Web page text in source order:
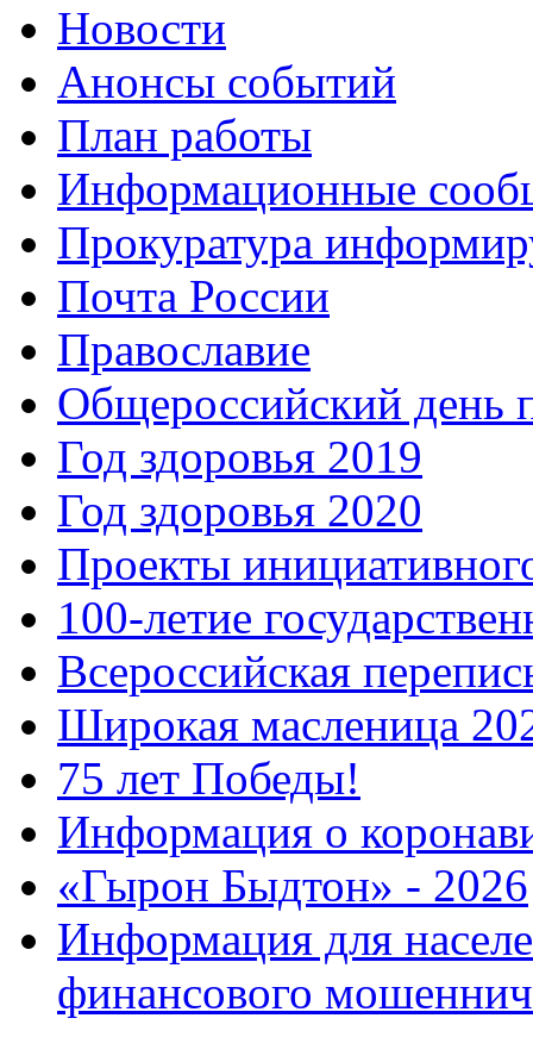
Новости
Анонсы событий
План работы
Информационные
Прокуратура
Почта России
Православие
Общероссийский день
Год здоровья 2019
Год здоровья 2020
Проекты
100-летие
Всероссийская
Широкая масленица
75 лет Победы!
Информация о
«Гырон Быдтон» - 2026
Информация для
финансового